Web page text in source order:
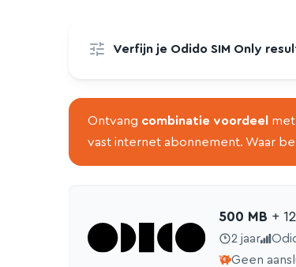
Verfijn je Odido SIM Only
Ontvang combinatie voordeel
vast internet abonnement. Waar
500 MB +
2 jaar
Geen